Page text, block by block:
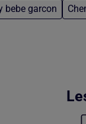
bebe garcon